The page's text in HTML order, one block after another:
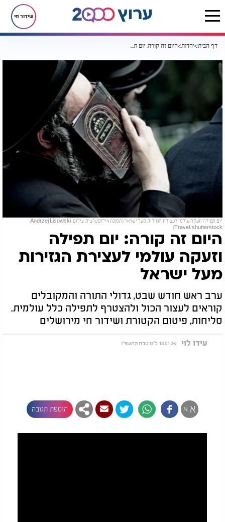
שידור חי
דף הבית יהדות היום זה קורה: יום תפילה וזעקה עולמי לעצירת הגזירות מעל ישראל
יום תפילה וזעקה עולמי לעצירת הגזירות מעל ישראל (תמונת אילוסטרציה. צילום: Andrzej Lisowski
Travel/shutterstock)
היום זה קורה: יום תפילה
וזעקה עולמי לעצירת הגזירות
מעל ישראל
ערב ראש חודש שבט, גדולי התורה והמקובלים
קוראים לעצור הכול ולהצטרף לתפילה כלל עולמית.
סליחות, פיטום הקטורת ושידור חי מירושלים
עידו לוי 18.01.26 כ"ט טבת התשפ"ו
א א הוספת תגובה